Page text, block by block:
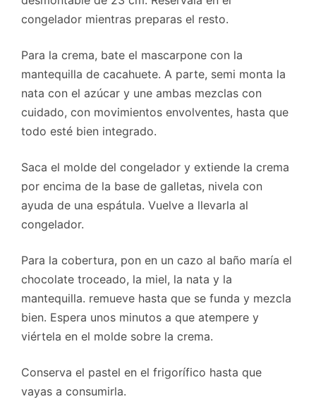
congelador mientras preparas el resto.
Para la crema, bate el mascarpone con la
mantequilla de cacahuete. A parte, semi monta la
nata con el azúcar y une ambas mezclas con
cuidado, con movimientos envolventes, hasta que
todo esté bien integrado.
Saca el molde del congelador y extiende la crema
por encima de la base de galletas, nivela con
ayuda de una espátula. Vuelve a llevarla al
congelador.
Para la cobertura, pon en un cazo al baño maría el
chocolate troceado, la miel, la nata y la
mantequilla. remueve hasta que se funda y mezcla
bien. Espera unos minutos a que atempere y
viértela en el molde sobre la crema.
Conserva el pastel en el frigorífico hasta que
vayas a consumirla.